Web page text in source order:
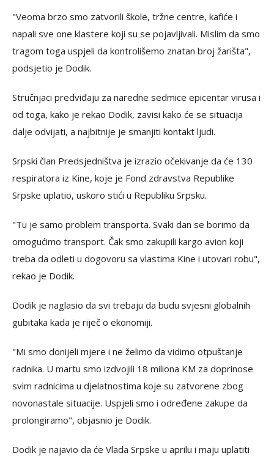
"Veoma brzo smo zatvorili škole, tržne centre, kafiće i
napali sve one klastere koji su se pojavljivali. Mislim da smo
tragom toga uspjeli da kontrolišemo znatan broj žarišta",
podsjetio je Dodik.
Stručnjaci predviđaju za naredne sedmice epicentar virusa i
od toga, kako je rekao Dodik, zavisi kako će se situacija
dalje odvijati, a najbitnije je smanjiti kontakt ljudi.
Srpski član Predsjedništva je izrazio očekivanje da će 130
respiratora iz Kine, koje je Fond zdravstva Republike
Srpske uplatio, uskoro stići u Republiku Srpsku.
"Tu je samo problem transporta. Svaki dan se borimo da
omogućimo transport. Čak smo zakupili kargo avion koji
treba da odleti u dogovoru sa vlastima Kine i utovari robu",
rekao je Dodik.
Dodik je naglasio da svi trebaju da budu svjesni globalnih
gubitaka kada je riječ o ekonomiji.
"Mi smo donijeli mjere i ne želimo da vidimo otpuštanje
radnika. U martu smo izdvojili 18 miliona KM za doprinose
svim radnicima u djelatnostima koje su zatvorene zbog
novonastale situacije. Uspjeli smo i određene zakupe da
prolongiramo", objasnio je Dodik.
Dodik je najavio da će Vlada Srpske u aprilu i maju uplatiti